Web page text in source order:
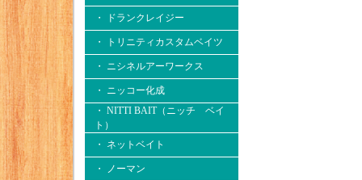
・ ドランクレイジー
・ トリニティカスタムベイツ
・ ニシネルアーワークス
・ ニッコー化成
・ NITTI BAIT（ニッチ ベイ
ト）
・ ネットベイト
・ ノーマン